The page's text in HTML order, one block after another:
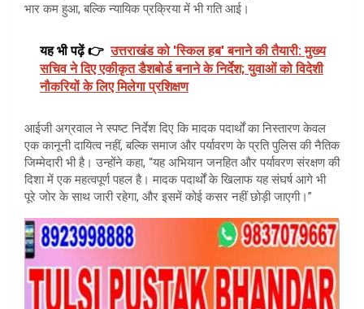
भार कम हुआ, बल्कि न्यायिक प्रक्रिया में भी गति आई।
यह भी पढ़ें 👉 उत्तराखंड को 'स्किल हब' बनाने की तैयारी: मुख्य
सचिव ने दिए एकीकृत डैशबोर्ड बनाने के निर्देश; युवाओं को विदेशी
नौकरियों के लिए मिलेगा प्रशिक्षण
आईजी अग्रवाल ने स्पष्ट निर्देश दिए कि मादक पदार्थों का निस्तारण केवल
एक कानूनी दायित्व नहीं, बल्कि समाज और पर्यावरण के प्रति पुलिस की नैतिक
जिम्मेदारी भी है। उन्होंने कहा, “यह अभियान जनहित और पर्यावरण संरक्षण की
दिशा में एक महत्वपूर्ण पहल है। मादक पदार्थों के खिलाफ यह संघर्ष आगे भी
पूरे जोर के साथ जारी रहेगा, और इसमें कोई कसर नहीं छोड़ी जाएगी।”